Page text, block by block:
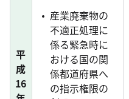
平
成
16
産業廃棄物の
不適正処理に
係る緊急時に
おける国の関
係都道府県へ
の指示権限の